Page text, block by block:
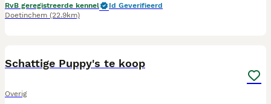
RvB geregistreerde kennel
Id Geverifieerd
Doetinchem (22.9km)
Schattige Puppy's te koop
Overig